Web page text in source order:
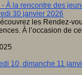
À la rencontre des
30 janvier 2026
les Rendez-
À l’occasion de
10, dimanche 11